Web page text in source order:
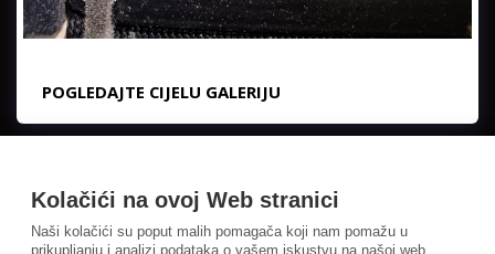
POGLEDAJTE CIJELU GALERIJU
Kolačići na ovoj Web stranici
Naši kolačići su poput malih pomagača koji nam pomažu u
prikupljanju i analizi podataka o vašem iskustvu na našoj web